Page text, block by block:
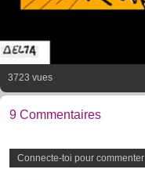
3723 vues
9 Commentaires
Connecte-toi pour commenter